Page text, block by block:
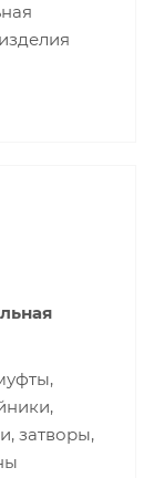
затворы,